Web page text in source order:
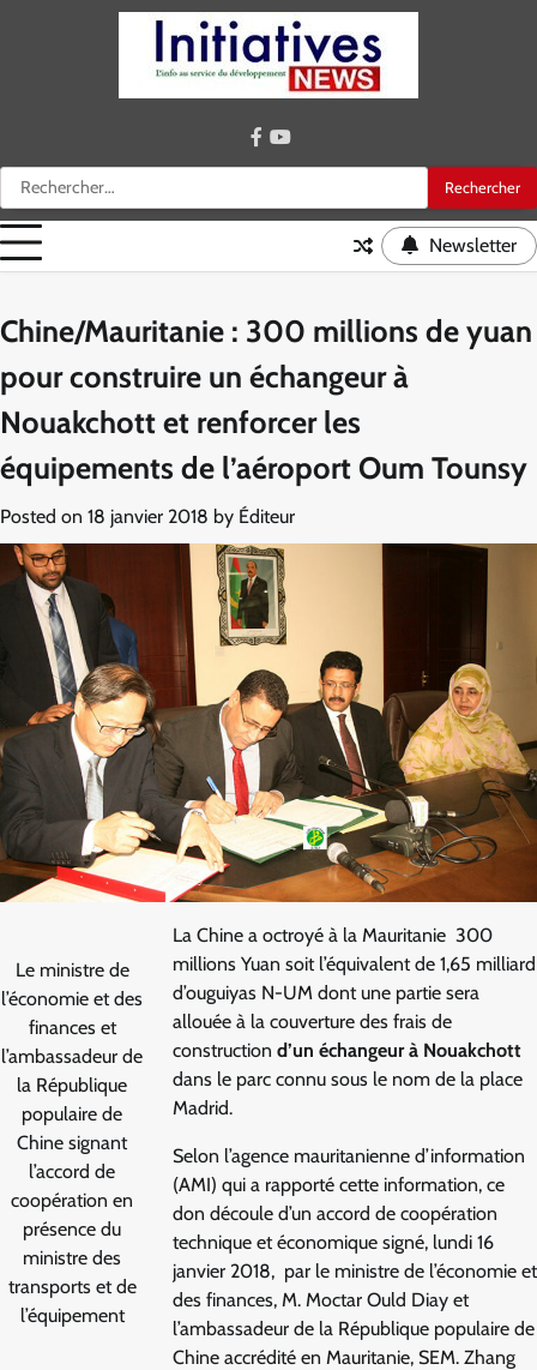
Rechercher :
facebook
youtube
Newsletter
Chine/Mauritanie : 300 millions de yuan
pour construire un échangeur à
Nouakchott et renforcer les
équipements de l’aéroport Oum Tounsy
Posted on 18 janvier 2018 by Éditeur
Le ministre de
l’économie et des
finances et
l’ambassadeur de
la République
populaire de
Chine signant
l’accord de
coopération en
présence du
ministre des
transports et de
l’équipement
La Chine a octroyé à la Mauritanie 300
millions Yuan soit l’équivalent de 1,65 milliard
d’ouguiyas N-UM dont une partie sera
allouée à la couverture des frais de
construction d’un échangeur à Nouakchott
dans le parc connu sous le nom de la place
Madrid.
Selon l’agence mauritanienne d’information
(AMI) qui a rapporté cette information, ce
don découle d’un accord de coopération
technique et économique signé, lundi 16
janvier 2018, par le ministre de l’économie et
des finances, M. Moctar Ould Diay et
l’ambassadeur de la République populaire de
Chine accrédité en Mauritanie, SEM. Zhang